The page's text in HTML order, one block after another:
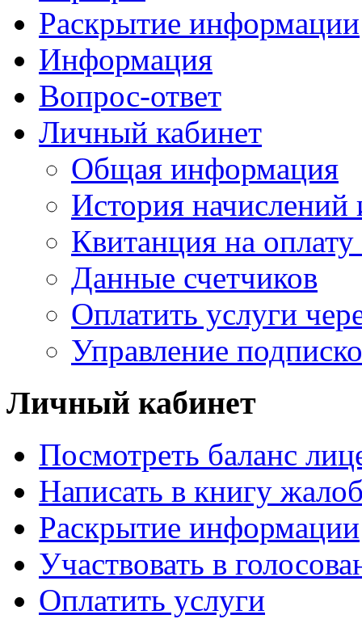
Раскрытие информации
Информация
Вопрос-ответ
Личный кабинет
Общая информация
История начислений
Квитанция на
Данные счетчиков
Оплатить услуги
Управление
Личный кабинет
Посмотреть баланс
Написать в книгу
Раскрытие информации
Участвовать в
Оплатить услуги